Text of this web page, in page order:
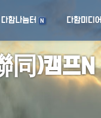
다함나눔터 N 다함미디어
同)캠프N